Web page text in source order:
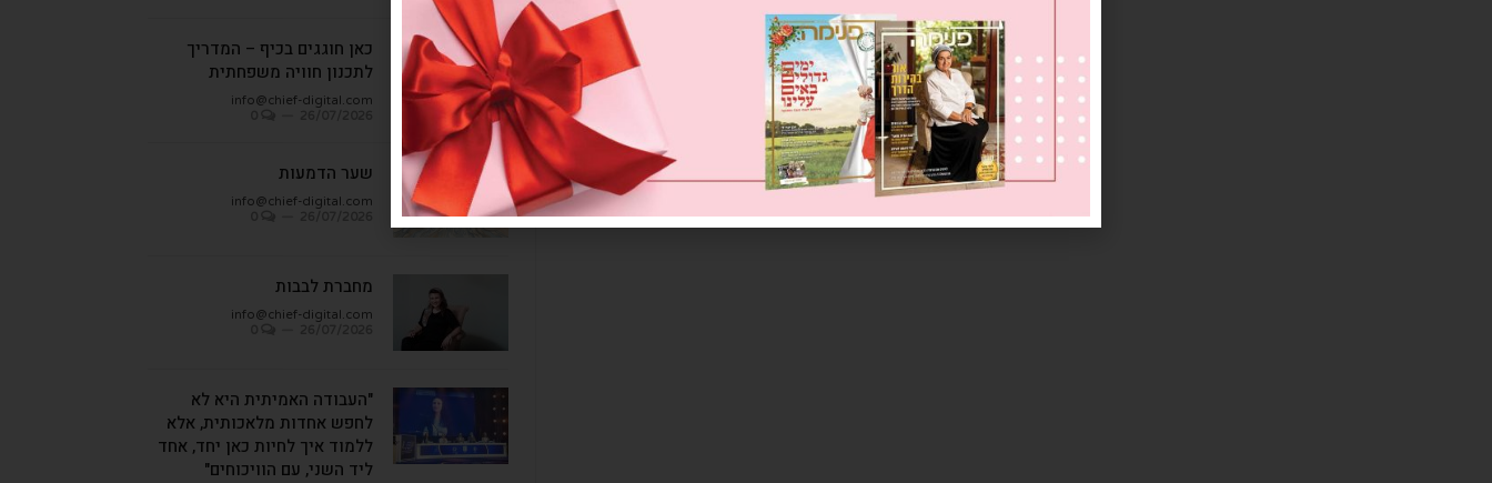
כאן חוגגים בכיף – המדריך
לתכנון חוויה משפחתית
info@chief-digital.com
שער הדמעות
info@chief-digital.com
מחברת לבבות
info@chief-digital.com
"העבודה האמיתית היא לא
לחפש אחדות מלאכותית, אלא
ללמוד איך לחיות כאן יחד, אחד
ליד השני, עם הוויכוחים"